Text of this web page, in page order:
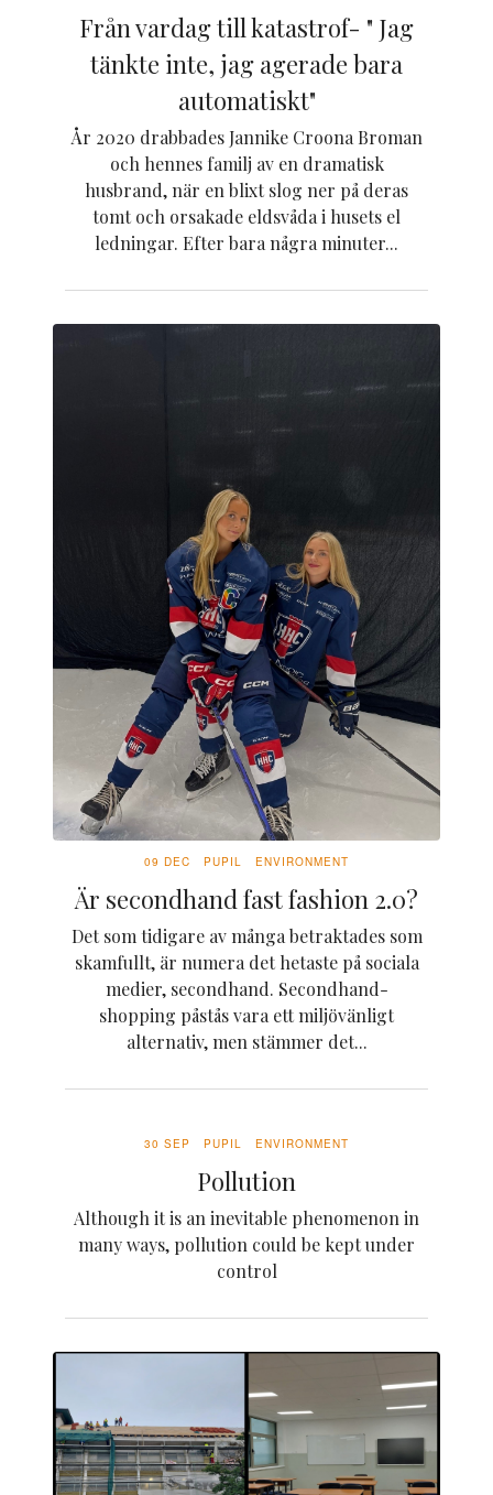
Från vardag till katastrof- " Jag
tänkte inte, jag agerade bara
automatiskt"
År 2020 drabbades Jannike Croona Broman
och hennes familj av en dramatisk
husbrand, när en blixt slog ner på deras
tomt och orsakade eldsvåda i husets el
ledningar. Efter bara några minuter...
09 DEC PUPIL ENVIRONMENT
Är secondhand fast fashion 2.0?
Det som tidigare av många betraktades som
skamfullt, är numera det hetaste på sociala
medier, secondhand. Secondhand-
shopping påstås vara ett miljövänligt
alternativ, men stämmer det...
30 SEP PUPIL ENVIRONMENT
Pollution
Although it is an inevitable phenomenon in
many ways, pollution could be kept under
control